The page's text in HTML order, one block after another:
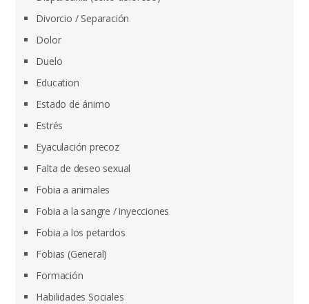
Divorcio / Separación
Dolor
Duelo
Education
Estado de ánimo
Estrés
Eyaculación precoz
Falta de deseo sexual
Fobia a animales
Fobia a la sangre / inyecciones
Fobia a los petardos
Fobias (General)
Formación
Habilidades Sociales